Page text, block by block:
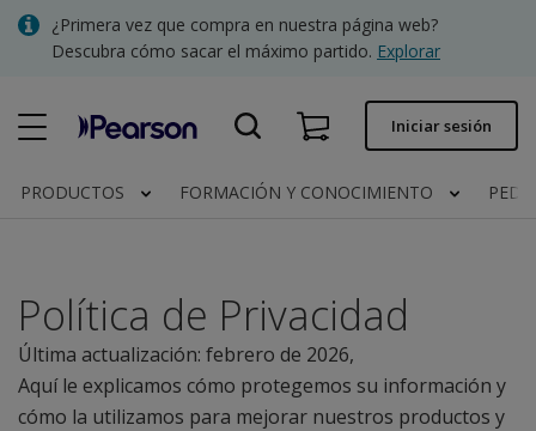
Skip¿Primera vez que compra en nuestra página web?
Descubra cómo sacar el máximo partido. Explorar
Pedido rápido
Clínica | España
Iniciar sesión
PRODUCTOS FORMACIÓN Y CONOCIMIENTO
Política de Privacidad
Última actualización: febrero de 2026,
Aquí le explicamos cómo protegemos su información y
cómo la utilizamos para mejorar nuestros productos y